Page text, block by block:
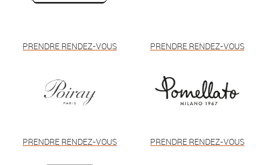
PRENDRE RENDEZ-VOUS PRENDRE RENDEZ-VOUS
PRENDRE RENDEZ-VOUS PRENDRE RENDEZ-VOUS